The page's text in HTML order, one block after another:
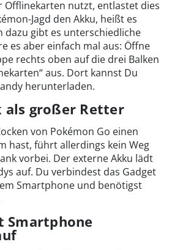
Offlinekarten nutzt, entlastet dies
Jagd den Akku, heißt es
dazu gibt es unterschiedliche
es aber einfach mal aus: Öffne
rechts oben auf die drei Balken
aus. Dort kannst Du
herunterladen.
als großer Retter
von Pokémon Go einen
hast, führt allerdings kein Weg
vorbei. Der externe Akku lädt
auf. Du verbindest das Gadget
Smartphone und benötigst
Smartphone